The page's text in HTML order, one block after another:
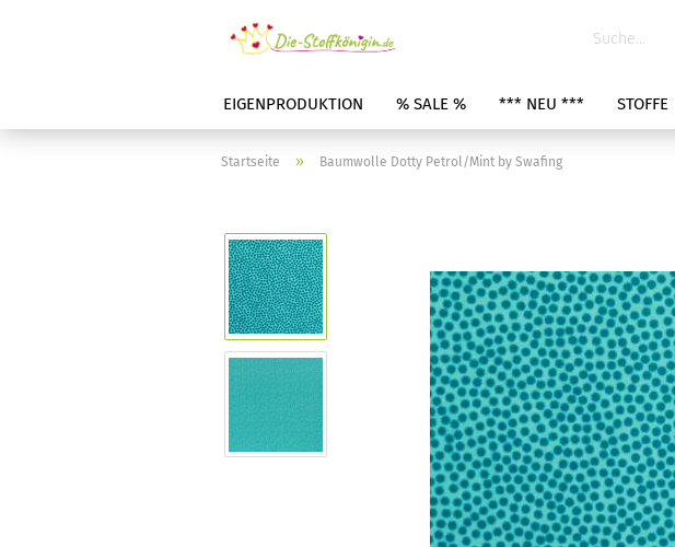
EIGENPRODUKTION % SALE % *** NEU *** STOFFE
Startseite » Baumwolle Dotty Petrol/Mint by Swafing